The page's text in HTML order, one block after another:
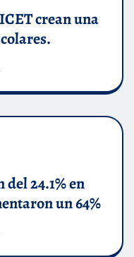
crean una
24.1% en
un 64%